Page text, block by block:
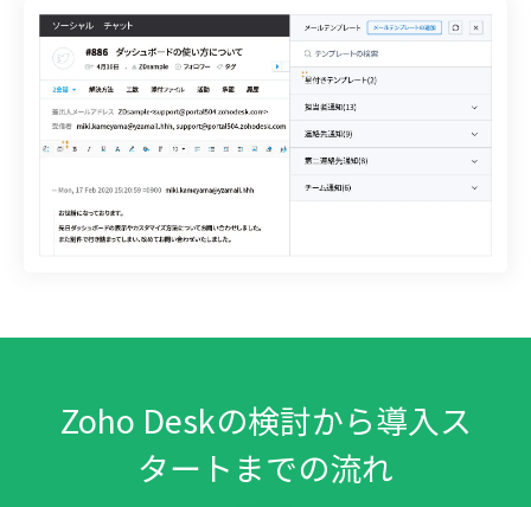
Zoho Deskの検討から導入ス
タートまでの流れ